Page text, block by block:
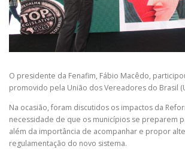
O presidente da Fenafim, Fábio Macêdo,
promovido pela União dos Vereadores do Brasil
Na ocasião, foram discutidos os impactos da
necessidade de que os municípios se preparem
além da importância de acompanhar e propor
regulamentação do novo sistema.